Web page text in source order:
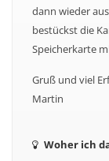
dann wieder
bestückst die
Speicherkarte
Gruß und viel
Martin
Woher ich